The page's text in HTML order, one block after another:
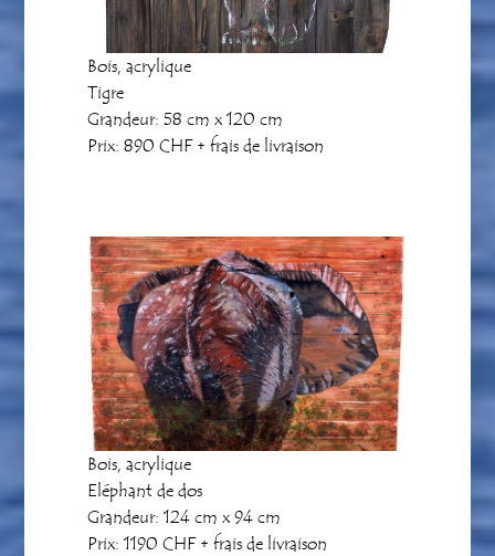
Bois, acrylique
Tigre
Grandeur: 58 cm x 120 cm
Prix: 890 CHF + frais de livraison
Bois, acrylique
Eléphant de dos
Grandeur: 124 cm x 94 cm
Prix: 1190 CHF + frais de livraison